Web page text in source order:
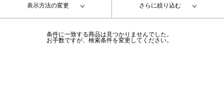
表示方法の変更 さらに絞り込む
条件に一致する商品は見つかりませんでした。
お手数ですが、検索条件を変更してください。